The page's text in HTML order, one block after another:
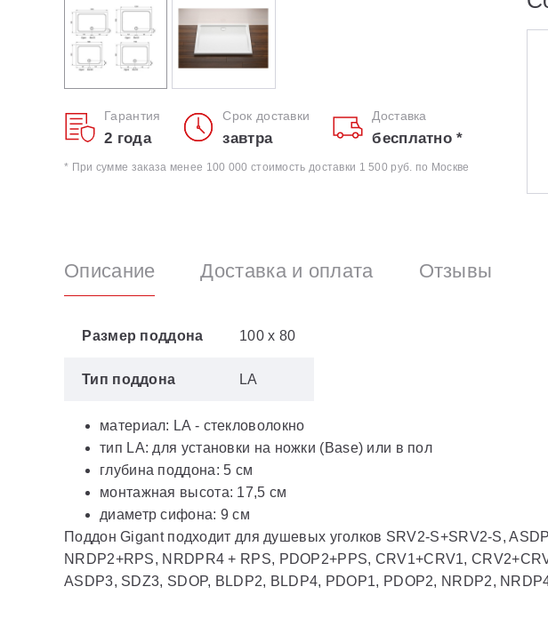
Гарантия
2 года
Срок доставки
завтра
Доставка
бесплатно *
* При сумме заказа менее 100 000 стоимость доставки 1 500 руб. по Москве
Описание Доставка и оплата Отзывы
Размер поддона 100 х 80
Тип поддона LA
материал: LA - стекловолокно
тип LA: для установки на ножки (Base) или в пол
глубина поддона: 5 см
монтажная высота: 17,5 cм
диаметр сифона: 9 cм
Поддон Gigant подходит для душевых уголков SRV2-S+SRV2-S,
NRDP2+RPS, NRDPR4 + RPS, PDOP2+PPS, CRV1+CRV1,
ASDP3, SDZ3, SDOP, BLDP2, BLDP4, PDOP1, PDOP2, NRDP2,